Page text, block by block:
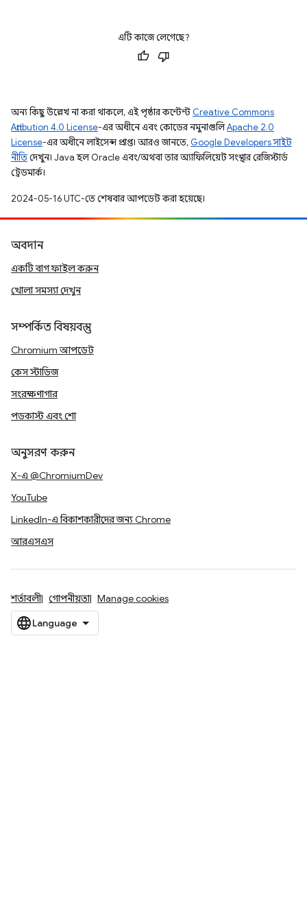
এটি কাজে লেগেছে?
অন্য কিছু উল্লেখ না করা থাকলে, এই পৃষ্ঠার কন্টেন্ট Creative Commons
Attribution 4.0 License-এর অধীনে এবং কোডের নমুনাগুলিApache 2.0
License-এর অধীনে লাইসেন্স প্রাপ্ত। আরও জানতে, Google Developers সাইট
নীতিদেখুন। Java হল Oracle এবং/অথবা তার অ্যাফিলিয়েট সংস্থার রেজিস্টার্ড
ট্রেডমার্ক।
2024-05-16 UTC-তে শেষবার আপডেট করা হয়েছে।
অবদান
একটি বাগ ফাইল করুন
খোলা সমস্যা দেখুন
সম্পর্কিত বিষয়বস্তু
Chromium আপডেট
কেস স্টাডিজ
সংরক্ষণাগার
পডকাস্ট এবং শো
অনুসরণ করুন
X-এ @ChromiumDev
YouTube
LinkedIn-এ বিকাশকারীদের জন্য Chrome
আরএসএস
শর্তাবলী গোপনীয়তা Manage cookies